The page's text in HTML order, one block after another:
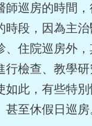
師巡房的時間
時段，因為主
、住院巡房外
行檢查、教學
如此，有些特
至休假日巡房